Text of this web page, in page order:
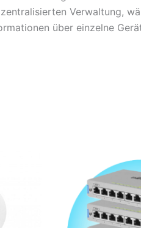
Verwaltung,
über einzelne